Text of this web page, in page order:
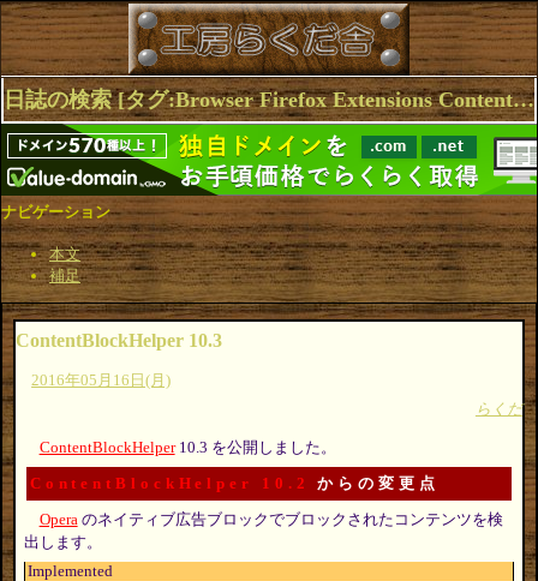
日誌の検索 [タグ:Browser Firefox Extensions ContentBlockHelper Opera] 1～4(4件中)
ナビゲーション
本文
補足
ContentBlockHelper 10.3
2016年05月16日(月)
らくだ
ContentBlockHelper10.3 を公開しました。
ContentBlockHelper 10.2 からの変更点
Operaのネイティブ広告ブロックでブロックされたコンテンツを検
出します。
Implemented